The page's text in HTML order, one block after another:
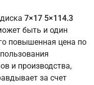
7×17 5×114.3
быть и один
повышенная цена по
и производства,
за счет